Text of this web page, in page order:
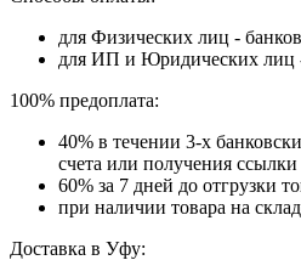
для Физических лиц -
для ИП и Юридических лиц
100% предоплата:
40% в течении 3-х
счета или получения
60% за 7 дней до отгрузки
при наличии товара на
Доставка в Уфу: